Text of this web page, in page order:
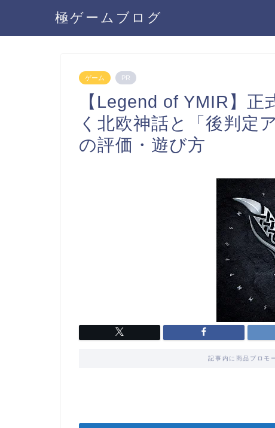
極ゲームブログ
ゲーム PR
【Legend of YMIR】
く北欧神話と「後判定
の評価・遊び方
記事内に商品プロモ